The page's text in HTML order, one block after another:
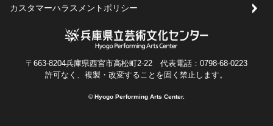
カスタマーハラスメントポリシー
〒663-8204兵庫県西宮市高松町2-22 代表電話：0798-68-0223
許可なく、複製・改変することを固く禁止します。
© Hyogo Performing Arts Center.